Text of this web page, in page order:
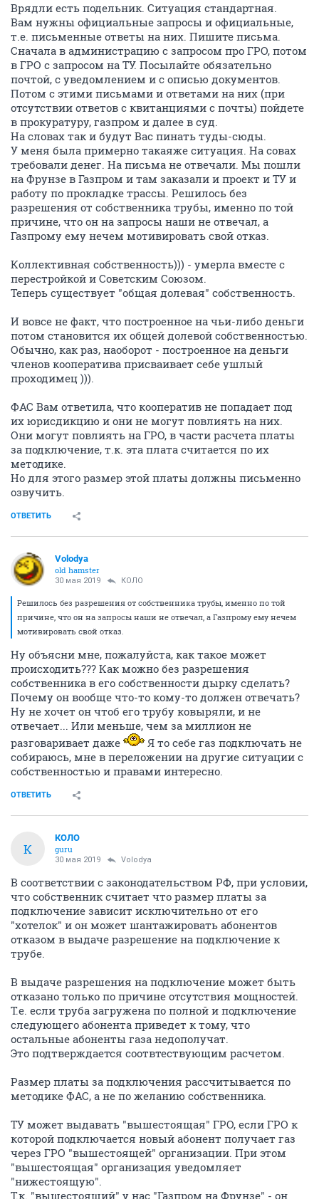
Врядли есть подельник. Ситуация стандартная.
Вам нужны официальные запросы и официальные,
т.е. письменные ответы на них. Пишите письма.
Сначала в администрацию с запросом про ГРО, потом
в ГРО с запросом на ТУ. Посылайте обязательно
почтой, с уведомлением и с описью документов.
Потом с этими письмами и ответами на них (при
отсутствии ответов с квитанциями с почты) пойдете
в прокуратуру, газпром и далее в суд.
На словах так и будут Вас пинать туды-сюды.
У меня была примерно такаяже ситуация. На совах
требовали денег. На письма не отвечали. Мы пошли
на Фрунзе в Газпром и там заказали и проект и ТУ и
работу по прокладке трассы. Решилось без
разрешения от собственника трубы, именно по той
причине, что он на запросы наши не отвечал, а
Газпрому ему нечем мотивировать свой отказ.
Коллективная собственность))) - умерла вместе с
перестройкой и Советским Союзом.
Теперь существует "общая долевая" собственность.
И вовсе не факт, что построенное на чьи-либо деньги
потом становится их общей долевой собственностью.
Обычно, как раз, наоборот - построенное на деньги
членов кооператива присваивает себе ушлый
проходимец ))).
ФАС Вам ответила, что кооператив не попадает под
их юрисдикцию и они не могут повлиять на них.
Они могут повлиять на ГРО, в части расчета платы
за подключение, т.к. эта плата считается по их
методике.
Но для этого размер этой платы должны письменно
озвучить.
ОТВЕТИТЬ
Volodya
old hamster
30 мая 2019 КОЛО
Решилось без разрешения от собственника трубы, именно по той
причине, что он на запросы наши не отвечал, а Газпрому ему нечем
мотивировать свой отказ.
Ну объясни мне, пожалуйста, как такое может
происходить??? Как можно без разрешения
собственника в его собственности дырку сделать?
Почему он вообще что-то кому-то должен отвечать?
Ну не хочет он чтоб его трубу ковыряли, и не
отвечает... Или меньше, чем за миллион не
разговаривает даже
Я то себе газ подключать не
собираюсь, мне в переложении на другие ситуации с
собственностью и правами интересно.
ОТВЕТИТЬ
К
КОЛО
guru
30 мая 2019 Volodya
В соответствии с законодательством РФ, при условии,
что собственник считает что размер платы за
подключение зависит исключительно от его
"хотелок" и он может шантажировать абонентов
отказом в выдаче разрешение на подключение к
трубе.
В выдаче разрешения на подключение может быть
отказано только по причине отсутствия мощностей.
Т.е. если труба загружена по полной и подключение
следующего абонента приведет к тому, что
остальные абоненты газа недополучат.
Это подтверждается соотвтествующим расчетом.
Размер платы за подключения рассчитывается по
методике ФАС, а не по желанию собственника.
ТУ может выдавать "вышестоящая" ГРО, если ГРО к
которой подключается новый абонент получает газ
через ГРО "вышестоящей" организации. При этом
"вышестоящая" организация уведомляет
"нижестоящую".
Т.к. "вышестоящий" у нас "Газпром на Фрунзе" - он